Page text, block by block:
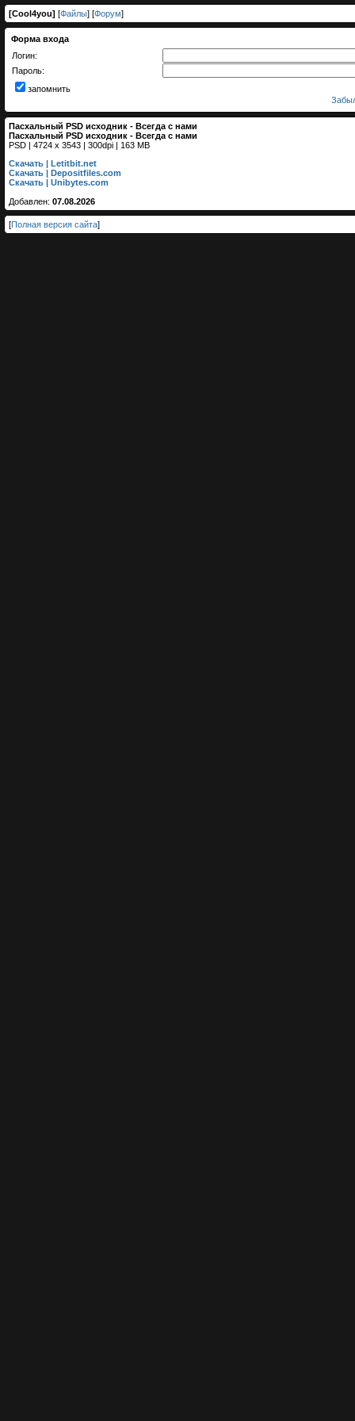
[Cool4you] [Файлы] [Форум]
Форма входа
Логин:
Пароль:
запомнить
Пасхальный PSD исходник - Всегда с нами
Пасхальный PSD исходник - Всегда с нами
PSD | 4724 x 3543 | 300dpi | 163 MB
Скачать | Letitbit.net
Скачать | Depositfiles.com
Скачать | Unibytes.com
Добавлен: 07.08.2026
[Полная версия сайта]